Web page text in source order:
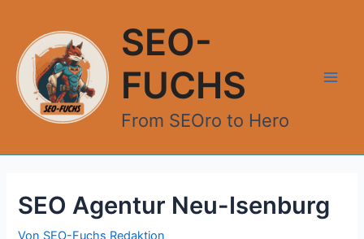
springen
SEO-
FUCHS
From SEOro to Hero
SEO Agentur Neu-Isenburg
Von SEO-Fuchs Redaktion